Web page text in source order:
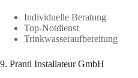
Individuelle Beratung
Top-Notdienst
Trinkwasseraufbereitung
9. Prantl Installateur GmbH